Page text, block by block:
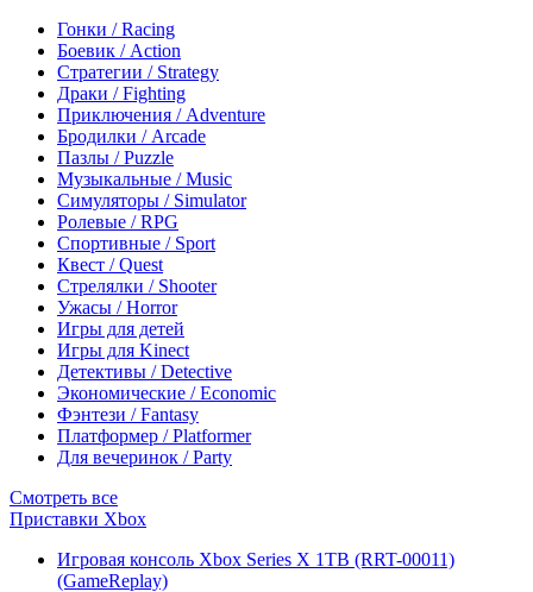
Гонки / Racing
Боевик / Action
Стратегии / Strategy
Драки / Fighting
Приключения / Adventure
Бродилки / Arcade
Пазлы / Puzzle
Музыкальные / Music
Симуляторы / Simulator
Ролевые / RPG
Спортивные / Sport
Квест / Quest
Стрелялки / Shooter
Ужасы / Horror
Игры для детей
Игры для Kinect
Детективы / Detective
Экономические / Economic
Фэнтези / Fantasy
Платформер / Platformer
Для вечеринок / Party
Смотреть все
Приставки Xbox
Игровая консоль Xbox Series X 1TB (RRT-00011)
(GameReplay)